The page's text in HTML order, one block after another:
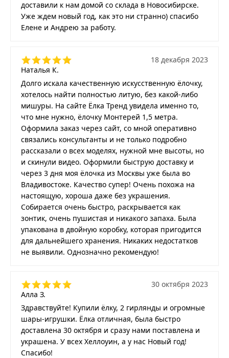
доставили к нам домой со склада в Новосибирске.
Уже ждем новый год, как это ни странно) спасибо
Елене и Андрею за работу.
Наталья К.
18 декабря 2023
Долго искала качественную искусственную ёлочку,
хотелось найти полностью литую, без какой-либо
мишуры. На сайте Ёлка Тренд увидела именно то,
что мне нужно, ёлочку Монтерей 1,5 метра.
Оформила заказ через сайт, со мной оперативно
связались консультанты и не только подробно
рассказали о всех моделях, нужной мне высоты, но
и скинули видео. Оформили быструю доставку и
через 3 дня моя ёлочка из Москвы уже была во
Владивостоке. Качество супер! Очень похожа на
настоящую, хороша даже без украшения.
Собирается очень быстро, раскрывается как
зонтик, очень пушистая и никакого запаха. Была
упакована в двойную коробку, которая пригодится
для дальнейшего хранения. Никаких недостатков
не выявили. Однозначно рекомендую!
Алла З.
30 октября 2023
Здравствуйте! Купили ёлку, 2 гирлянды и огромные
шары-игрушки. Ёлка отличная, была быстро
доставлена 30 октября и сразу нами поставлена и
украшена. У всех Хеллоуин, а у нас Новый год!
Спасибо!